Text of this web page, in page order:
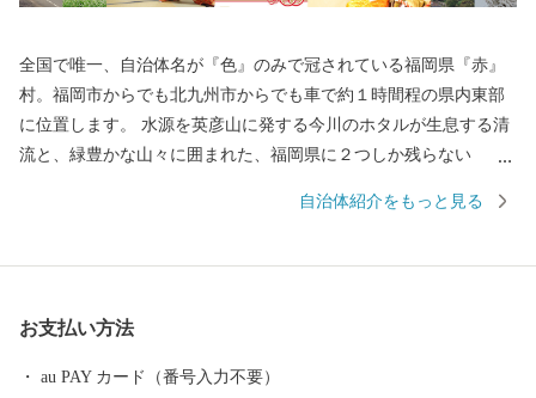
全国で唯一、自治体名が『色』のみで冠されている福岡県『赤』
村。福岡市からでも北九州市からでも車で約１時間程の県内東部
に位置します。 水源を英彦山に発する今川のホタルが生息する清
流と、緑豊かな山々に囲まれた、福岡県に２つしか残らない
育った『季節の野菜』、一度食べるとやめられない『豚肉』。 数
軽減するために、公的個人認証アプリ「IAM」を利用したスマー
自治体紹介をもっと見る
お支払い方法
au PAY カード（番号入力不要）